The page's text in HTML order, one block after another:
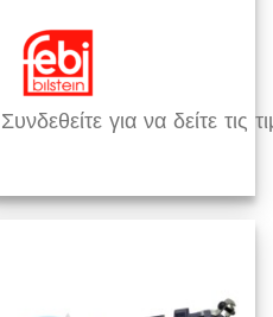
Συνδεθείτε για να δείτε τις